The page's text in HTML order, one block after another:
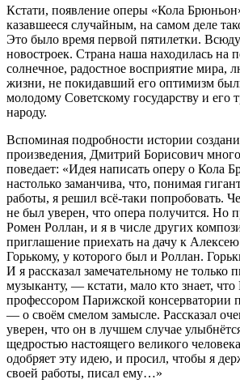
Кстати, появление оперы «Кола
казавшееся случайным, на самом деле
Это было время первой пятилетки. Всюду
новостроек. Страна наша находилась на
солнечное, радостное восприятие мира,
жизни, не покидавший его оптимизм
молодому Советскому государству и его
народу.
Вспоминая подробности истории
произведения, Дмитрий Борисович много
поведает: «Идея написать оперу о Кола
настолько заманчива, что, понимая
работы, я решил всё-таки попробовать.
не был уверен, что опера получится. Но
Ромен Роллан, и я в числе других
приглашение приехать на дачу к
Горькому, у которого был и Роллан.
И я рассказал замечательному не только
музыканту, — кстати, мало кто знает,
профессором Парижской консерватории
— о своём смелом замысле. Рассказал
уверен, что он в лучшем случае
щедростью настоящего великого
одобряет эту идею, и просил, чтобы я
своей работы, писал ему…»